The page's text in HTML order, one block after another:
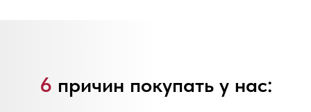
6 причин покупать у нас: